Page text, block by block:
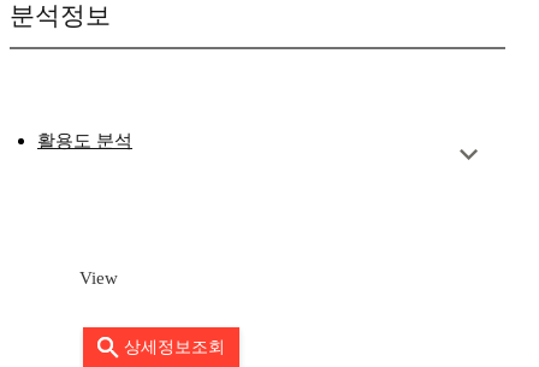
분석정보
활용도 분석
View
상세정보조회